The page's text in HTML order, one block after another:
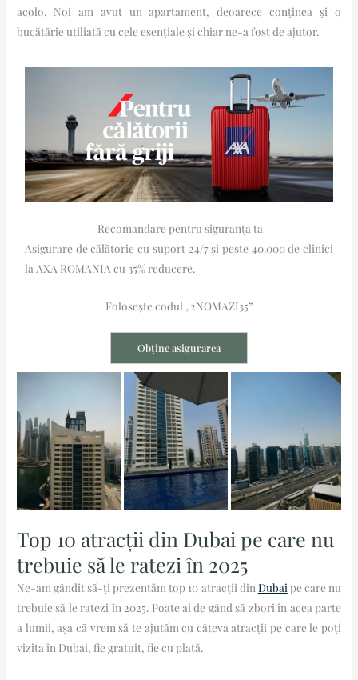
acolo. Noi am avut un apartament, deoarece conținea și o
bucătărie utiliată cu cele esențiale și chiar ne-a fost de ajutor.
Recomandare pentru siguranța ta
Asigurare de călătorie cu suport 24/7 și peste 40.000 de clinici
la AXA ROMANIA cu 35% reducere.
Folosește codul „2NOMAZI35”
Obține asigurarea
Top 10 atracții din Dubai pe care nu
trebuie să le ratezi în 2025
Ne-am gândit să-ți prezentăm top 10 atracții din Dubai pe care nu
trebuie să le ratezi în 2025. Poate ai de gând să zbori în acea parte
a lumii, așa că vrem să te ajutăm cu câteva atracții pe care le poți
vizita în Dubai, fie gratuit, fie cu plată.